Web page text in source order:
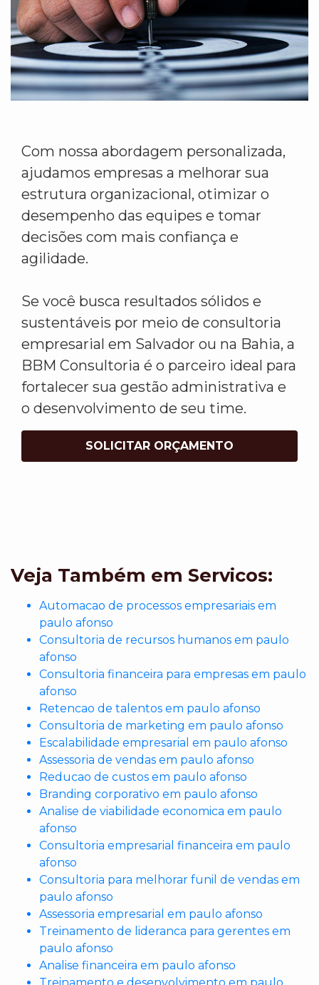
Com nossa abordagem personalizada,
ajudamos empresas a melhorar sua
estrutura organizacional, otimizar o
desempenho das equipes e tomar
decisões com mais confiança e
agilidade.
Se você busca resultados sólidos e
sustentáveis por meio de consultoria
empresarial em Salvador ou na Bahia, a
BBM Consultoria é o parceiro ideal para
fortalecer sua gestão administrativa e
o desenvolvimento de seu time.
SOLICITAR ORÇAMENTO
Veja Também em Servicos:
Automacao de processos empresariais em
paulo afonso
Consultoria de recursos humanos em paulo
afonso
Consultoria financeira para empresas em paulo
afonso
Retencao de talentos em paulo afonso
Consultoria de marketing em paulo afonso
Escalabilidade empresarial em paulo afonso
Assessoria de vendas em paulo afonso
Reducao de custos em paulo afonso
Branding corporativo em paulo afonso
Analise de viabilidade economica em paulo
afonso
Consultoria empresarial financeira em paulo
afonso
Consultoria para melhorar funil de vendas em
paulo afonso
Assessoria empresarial em paulo afonso
Treinamento de lideranca para gerentes em
paulo afonso
Analise financeira em paulo afonso